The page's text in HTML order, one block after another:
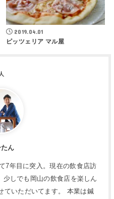
2019.04.01
ピッツェリア マル屋
ん
7年目に突入。現在の飲食店訪
しでも岡山の飲食店を楽しん
ていただいてます。 本業は鍼